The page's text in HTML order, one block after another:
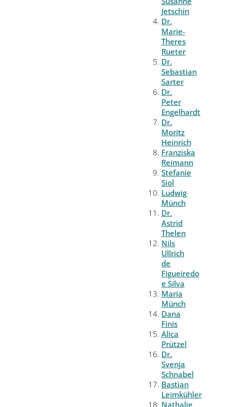
Jetschin
Dr.
Marie-
Theres
Rueter
Dr.
Sebastian
Sarter
Dr.
Peter
Engelhardt
Dr.
Moritz
Heinrich
Franziska
Reimann
Stefanie
Siol
Ludwig
Münch
Dr.
Astrid
Thelen
Nils
Ullrich
de
Figueiredo
e Silva
Maria
Münch
Dana
Finis
Alica
Prützel
Dr.
Svenja
Schnabel
Bastian
Leimkühler
Nathalie